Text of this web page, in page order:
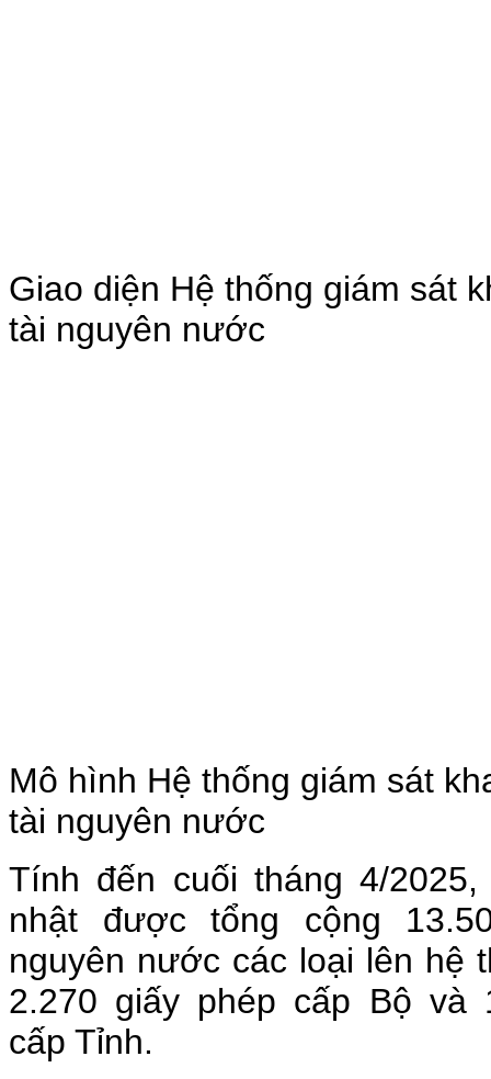
Giao diện Hệ thống giám sát
tài nguyên nước
Mô hình Hệ thống giám sát
tài nguyên nước
Tính đến cuối tháng 4/
nhật được tổng cộng
nguyên nước các loại lên hệ
2.270 giấy phép cấp Bộ và
cấp Tỉnh.